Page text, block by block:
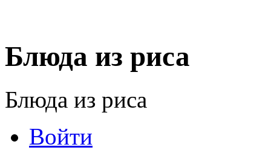
Блюда из риса
Блюда из риса
Войти